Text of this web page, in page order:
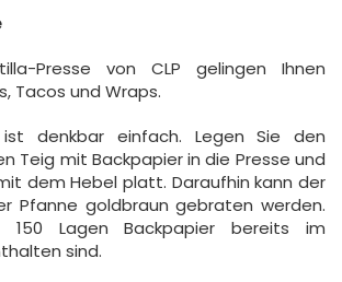
Presse von CLP gelingen Ihnen
Tacos und Wraps.
ist denkbar einfach. Legen Sie den
Teig mit Backpapier in die Presse und
dem Hebel platt. Daraufhin kann der
Pfanne goldbraun gebraten werden.
150 Lagen Backpapier bereits im
sind.